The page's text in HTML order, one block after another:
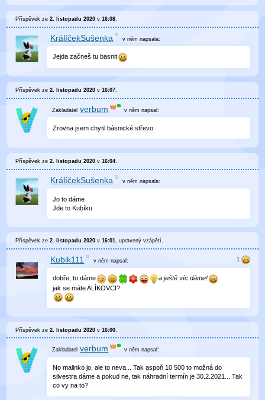
Příspěvek ze2. listopadu 2020 v16:08
KrálíčekSušenka v němnapsala:
Jejda začneš tu basnit
Příspěvek ze2. listopadu 2020 v16:07.
verbum v něm napsal:
Zrovna jsem chytil básnické střevo
Příspěvek ze2. listopadu 2020 v16:04.
KrálíčekSušenka v němnapsala:
Jo to dáme
Jde to Kubíku
Příspěvek ze2. listopadu 2020 v16:01 , upravenývzápětí
Kubik111 v němnapsal:
dobře, to dáme
a ještě víc dáme!
jak se máte ALÍKOVCI?
Příspěvek ze2. listopadu 2020 v16:00
verbum v něm napsal:
No malinko jo, ale to neva... Tak aspoň 10 500 to možná do
silvestra dáme a pokud ne, tak náhradní termín je 30.2.2021... Tak
co vy na to?